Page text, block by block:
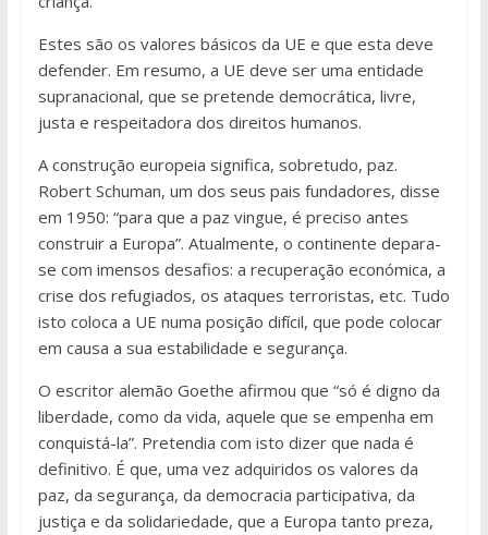
Estes são os valores básicos da UE e que esta deve
defender. Em resumo, a UE deve ser uma entidade
supranacional, que se pretende democrática, livre,
justa e respeitadora dos direitos humanos.
A construção europeia significa, sobretudo, paz.
Robert Schuman, um dos seus pais fundadores, disse
em 1950: “para que a paz vingue, é preciso antes
construir a Europa”. Atualmente, o continente depara-
se com imensos desafios: a recuperação económica, a
crise dos refugiados, os ataques terroristas, etc. Tudo
isto coloca a UE numa posição difícil, que pode colocar
em causa a sua estabilidade e segurança.
O escritor alemão Goethe afirmou que “só é digno da
liberdade, como da vida, aquele que se empenha em
conquistá-la”. Pretendia com isto dizer que nada é
definitivo. É que, uma vez adquiridos os valores da
paz, da segurança, da democracia participativa, da
justiça e da solidariedade, que a Europa tanto preza,